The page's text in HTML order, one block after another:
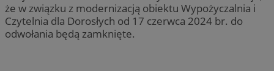
że w związku z modernizacją obiektu Wypożyczalnia i
Czytelnia dla Dorosłych od 17 czerwca 2024 br. do
odwołania będą zamknięte.